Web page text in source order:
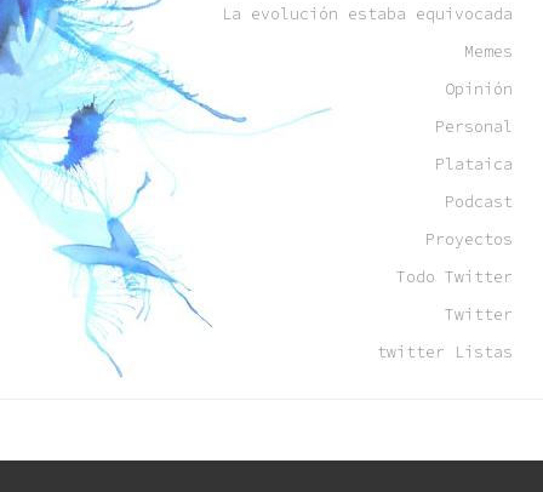
La evolución estaba equivocada
Memes
Opinión
Personal
Plataica
Podcast
Proyectos
Todo Twitter
Twitter
twitter Listas